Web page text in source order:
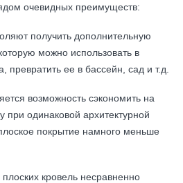
очевидных преимуществ:
получить дополнительную
можно использовать в
превратить ее в бассейн, сад и т.д.
возможность сэкономить на
при одинаковой архитектурной
покрытие намного меньше
плоских кровель несравненно